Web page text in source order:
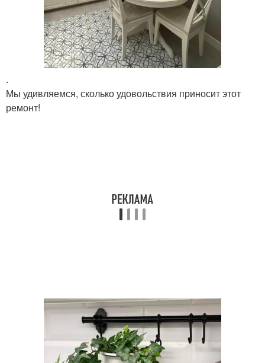
.
Мы удивляемся, сколько удовольствия приносит этот
ремонт!